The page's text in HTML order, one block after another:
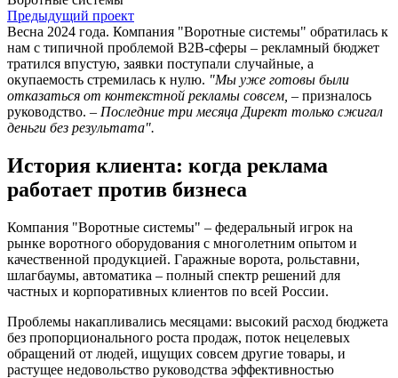
Предыдущий проект
Весна 2024 года. Компания "Воротные системы" обратилась к
нам с типичной проблемой B2B-сферы – рекламный бюджет
тратился впустую, заявки поступали случайные, а
окупаемость стремилась к нулю. "Мы уже готовы были
отказаться от контекстной рекламы совсем, – призналось
руководство. – Последние три месяца Директ только сжигал
деньги без результата".
История клиента: когда реклама
работает против бизнеса
Компания "Воротные системы" – федеральный игрок на
рынке воротного оборудования с многолетним опытом и
качественной продукцией. Гаражные ворота, рольставни,
шлагбаумы, автоматика – полный спектр решений для
частных и корпоративных клиентов по всей России.
Проблемы накапливались месяцами: высокий расход бюджета
без пропорционального роста продаж, поток нецелевых
обращений от людей, ищущих совсем другие товары, и
растущее недовольство руководства эффективностью